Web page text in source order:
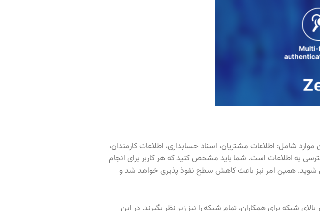
شامل: اطلاعات مشتریان، اسناد حسابداری، اطلاعات کارمندان،
به اطلاعات است. شما باید مشخص کنید که هر کاربر برای انجام
شوید. همین امر نیز باعث کاهش سطح نفوذ پذیری خواهد شد و
شبکه برای همکاران، تمام شبکه را نیز زیر نظر بگیرند. در این